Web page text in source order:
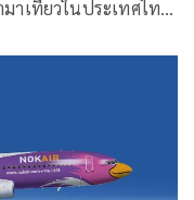
าเที่ยวในประเทศไทย
ซึ่งเราก็ได้มีการขยาย
ยวีซ่าจากวีซ่าฟรี 30